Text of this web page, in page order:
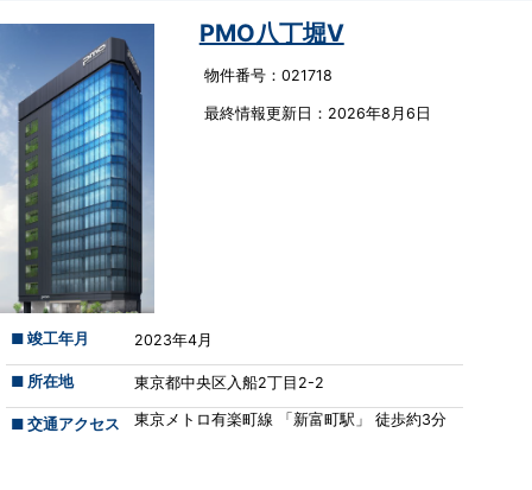
PMO八丁堀Ⅴ
物件番号：021718
最終情報更新⽇：2026年8月6日
■ 竣工年月 2023年4月
■ 所在地 東京都中央区入船2丁目2-2
■ 交通アクセス 東京メトロ有楽町線 「新富町駅」 徒歩約3分